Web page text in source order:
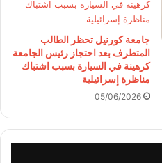
جامعة كورنيل تحظر الطالب
المتطرف بعد احتجاز رئيس الجامعة
كرهينة في السيارة بسبب اشتباك
مناظرة إسرائيلية
05/06/2026